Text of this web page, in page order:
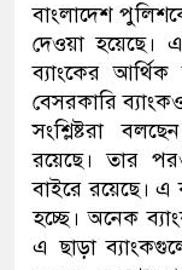
বাংলাদেশ
দেওয়া হয়েছে।
ব্যাংকের
বেসরকারি
সংশ্লিষ্টরা
রয়েছে। তার
বাইরে রয়েছে।
হচ্ছে। অনেক
এ ছাড়া